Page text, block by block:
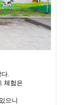
.
체험은
으니